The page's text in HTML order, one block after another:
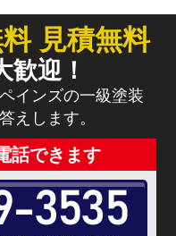
見積無料
歓迎！
インズの一級塗装
えします。
話できます
3535